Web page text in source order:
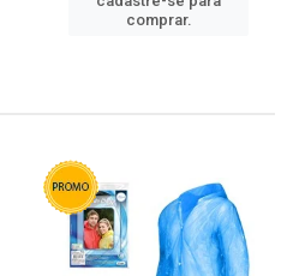
comprar.